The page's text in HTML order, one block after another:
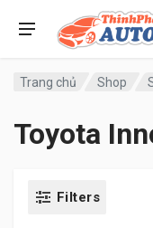
Trang chủ Shop
Toyota
Filters